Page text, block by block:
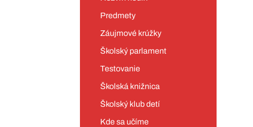
Predmety
Záujmové krúžky
Školský parlament
Testovanie
Školská knižnica
Školský klub detí
Kde sa učíme